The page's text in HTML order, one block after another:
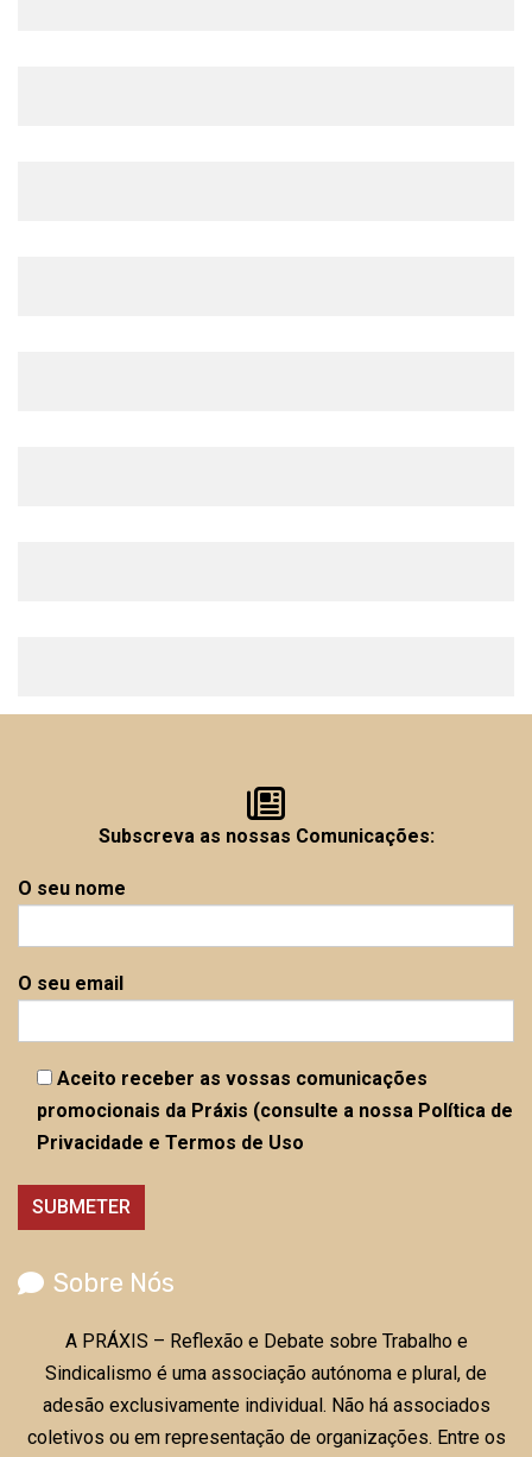
Subscreva as nossas Comunicações:
O seu nome
O seu email
Aceito receber as vossas comunicações
promocionais da Práxis (consulte a nossa Política de
Privacidade e Termos de Uso
Sobre Nós
A PRÁXIS – Reflexão e Debate sobre Trabalho e
Sindicalismo é uma associação autónoma e plural, de
adesão exclusivamente individual. Não há associados
coletivos ou em representação de organizações. Entre os